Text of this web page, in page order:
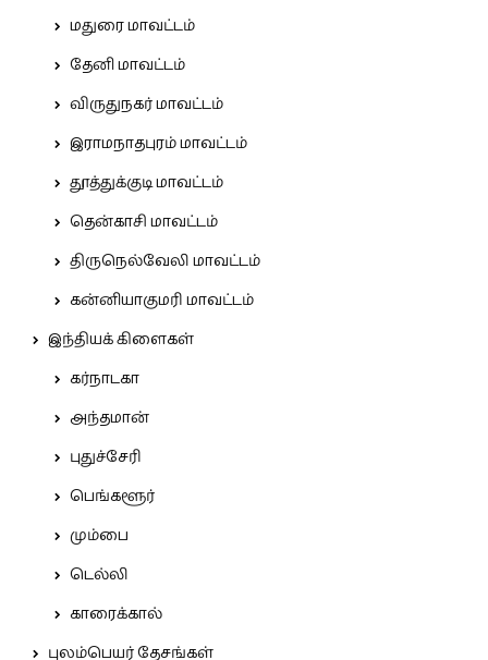
மதுரை மாவட்டம்
தேனி மாவட்டம்
விருதுநகர் மாவட்டம்
இராமநாதபுரம் மாவட்டம்
தூத்துக்குடி மாவட்டம்
தென்காசி மாவட்டம்
திருநெல்வேலி மாவட்டம்
கன்னியாகுமரி மாவட்டம்
இந்தியக் கிளைகள்
கர்நாடகா
அந்தமான்
புதுச்சேரி
பெங்களூர்
மும்பை
டெல்லி
காரைக்கால்
புலம்பெயர் தேசங்கள்